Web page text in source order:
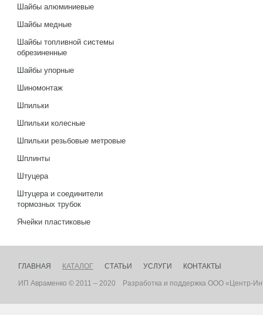
Шайбы алюминиевые
Шайбы медные
Шайбы топливной системы
обрезиненные
Шайбы упорные
Шиномонтаж
Шпильки
Шпильки колесные
Шпильки резьбовые метровые
Шплинты
Штуцера
Штуцера и соединители
тормозных трубок
Ячейки пластиковые
ГЛАВНАЯ КАТАЛОГ СТАТЬИ УСЛУГИ КОНТАКТЫ
ИП Авраменко © 2011 – 2020 Разработка и поддержка ООО «Центр-